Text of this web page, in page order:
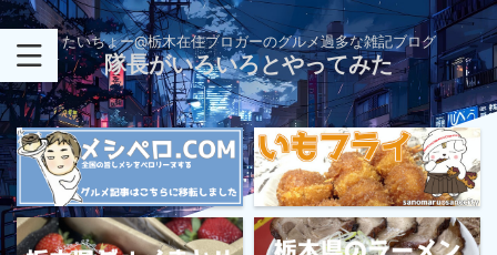
たいちょー@栃木在住ブロガーのグルメ過多な雑記ブログ
隊長がいろいろとやってみた